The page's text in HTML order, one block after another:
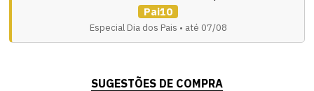
Pai10
Especial Dia dos Pais • até 07/08
SUGESTÕES DE COMPRA